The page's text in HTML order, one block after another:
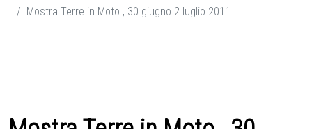
Mostra Terre in Moto , 30 giugno 2 luglio 2011